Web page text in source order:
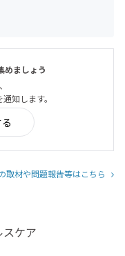
らし」はすっかり奪
まで自分らしく暮ら
と立ち情報を発信
を広げていくこと。
、自分が望んだ場所
る『場』と『しく
めましょう
知します。
取材や問題報告等はこちら
スケア